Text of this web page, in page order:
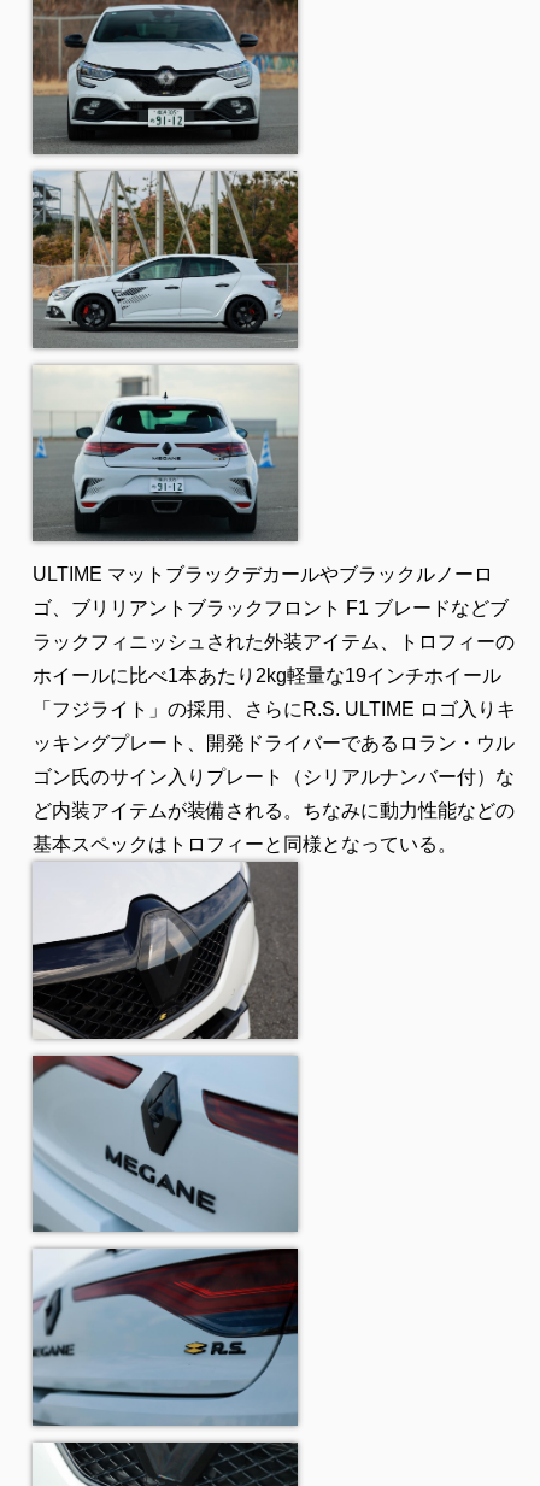
ULTIME マットブラックデカールやブラックルノーロ
ゴ、ブリリアントブラックフロント F1 ブレードなどブ
ラックフィニッシュされた外装アイテム、トロフィーの
ホイールに比べ1本あたり2kg軽量な19インチホイール
「フジライト」の採用、さらにR.S. ULTIME ロゴ入りキ
ッキングプレート、開発ドライバーであるロラン・ウル
ゴン氏のサイン入りプレート（シリアルナンバー付）な
ど内装アイテムが装備される。ちなみに動力性能などの
基本スペックはトロフィーと同様となっている。